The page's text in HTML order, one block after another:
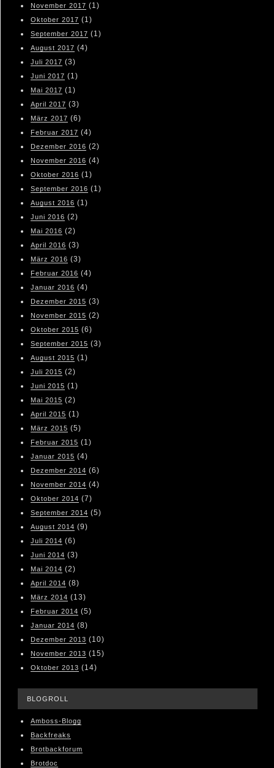
November 2017 (1)
Oktober 2017 (1)
September 2017 (1)
August 2017 (4)
Juli 2017 (3)
Juni 2017 (1)
Mai 2017 (1)
April 2017 (3)
März 2017 (6)
Februar 2017 (4)
Dezember 2016 (2)
November 2016 (4)
Oktober 2016 (1)
September 2016 (1)
August 2016 (1)
Juni 2016 (2)
Mai 2016 (2)
April 2016 (3)
März 2016 (3)
Februar 2016 (4)
Januar 2016 (4)
Dezember 2015 (3)
November 2015 (2)
Oktober 2015 (6)
September 2015 (3)
August 2015 (1)
Juli 2015 (2)
Juni 2015 (1)
Mai 2015 (2)
April 2015 (1)
März 2015 (5)
Februar 2015 (1)
Januar 2015 (4)
Dezember 2014 (6)
November 2014 (4)
Oktober 2014 (7)
September 2014 (5)
August 2014 (9)
Juli 2014 (6)
Juni 2014 (3)
Mai 2014 (2)
April 2014 (8)
März 2014 (13)
Februar 2014 (5)
Januar 2014 (8)
Dezember 2013 (10)
November 2013 (15)
Oktober 2013 (14)
BLOGROLL
Amboss-Blogg
Backfreaks
Brotbackforum
Brotdoc